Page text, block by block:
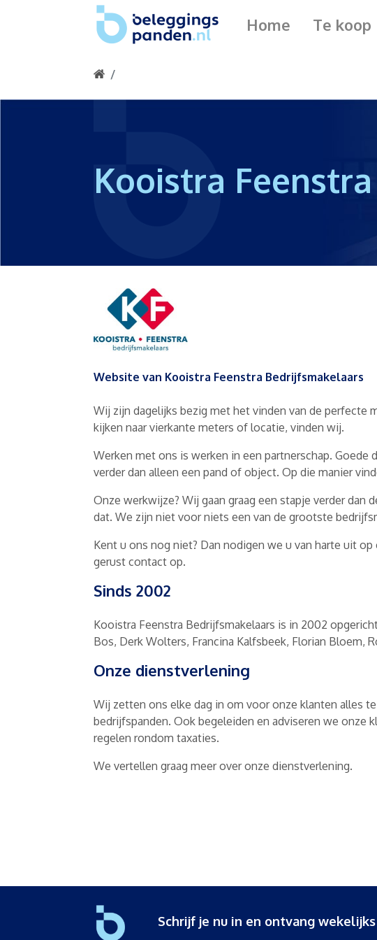
Home Te koop
Kooistra
Website van Kooistra Feenstra Bedrijfsmakelaars
Wij zijn dagelijks bezig met het vinden van de perfecte
kijken naar vierkante meters of locatie, vinden wij.
Werken met ons is werken in een partnerschap.
verder dan alleen een pand of object. Op die manier
Onze werkwijze? Wij gaan graag een stapje verder
dat. We zijn niet voor niets een van de grootste
Kent u ons nog niet? Dan nodigen we u van harte uit
gerust contact op.
Sinds 2002
Kooistra Feenstra Bedrijfsmakelaars is in 2002
Bos, Derk Wolters, Francina Kalfsbeek, Florian Bloem,
Onze dienstverlening
Wij zetten ons elke dag in om voor onze klanten alles
bedrijfspanden. Ook begeleiden en adviseren we onze
regelen rondom taxaties.
We vertellen graag meer over onze dienstverlening.
Schrijf je nu in en ontvang